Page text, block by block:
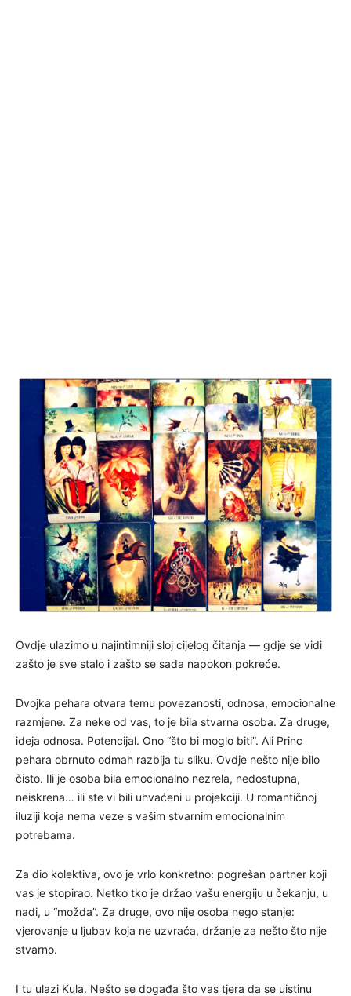
Ovdje ulazimo u najintimniji sloj cijelog čitanja — gdje se vidi
zašto je sve stalo i zašto se sada napokon pokreće.
Dvojka pehara otvara temu povezanosti, odnosa, emocionalne
razmjene. Za neke od vas, to je bila stvarna osoba. Za druge,
ideja odnosa. Potencijal. Ono “što bi moglo biti”. Ali Princ
pehara obrnuto odmah razbija tu sliku. Ovdje nešto nije bilo
čisto. Ili je osoba bila emocionalno nezrela, nedostupna,
neiskrena… ili ste vi bili uhvaćeni u projekciji. U romantičnoj
iluziji koja nema veze s vašim stvarnim emocionalnim
potrebama.
Za dio kolektiva, ovo je vrlo konkretno: pogrešan partner koji
vas je stopirao. Netko tko je držao vašu energiju u čekanju, u
nadi, u “možda”. Za druge, ovo nije osoba nego stanje:
vjerovanje u ljubav koja ne uzvraća, držanje za nešto što nije
stvarno.
I tu ulazi Kula. Nešto se događa što vas tjera da se uistinu